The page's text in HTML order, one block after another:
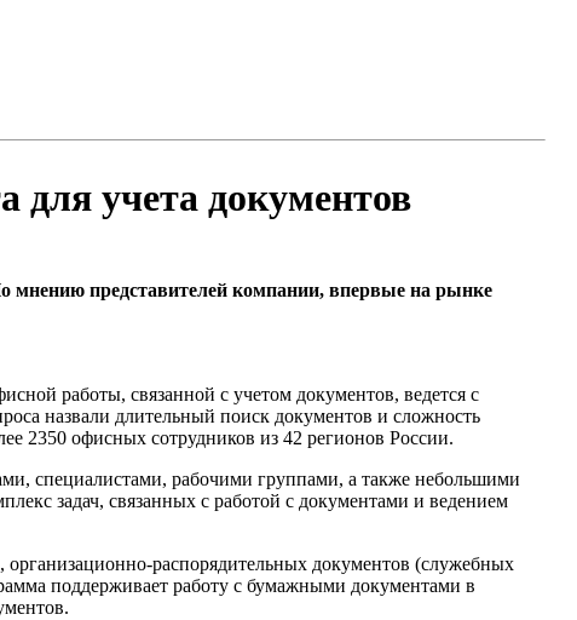
для учета документов
мнению представителей компании, впервые на рынке
работы, связанной с учетом документов, ведется с
назвали длительный поиск документов и сложность
2350 офисных сотрудников из 42 регионов России.
специалистами, рабочими группами, а также небольшими
задач, связанных с работой с документами и ведением
распорядительных документов (служебных
поддерживает работу с бумажными документами в